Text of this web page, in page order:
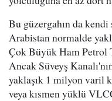
Bu güzergahın da kendi
Arabistan normalde
Çok Büyük Ham Petrol
Ancak Süveyş
yaklaşık 1 milyon varil
veya kısmen yüklü